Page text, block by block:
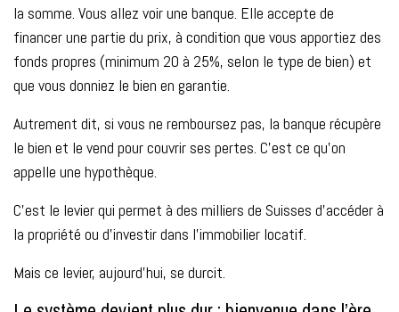
la somme. Vous allez voir une banque. Elle accepte de
financer une partie du prix, à condition que vous apportiez des
fonds propres (minimum 20 à 25%, selon le type de bien) et
que vous donniez le bien en garantie.
Autrement dit, si vous ne remboursez pas, la banque récupère
le bien et le vend pour couvrir ses pertes. C’est ce qu’on
appelle une hypothèque.
C’est le levier qui permet à des milliers de Suisses d’accéder à
la propriété ou d’investir dans l’immobilier locatif.
Mais ce levier, aujourd’hui, se durcit.